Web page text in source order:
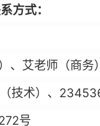
方式：
、艾老师（商务
（技术）、
号